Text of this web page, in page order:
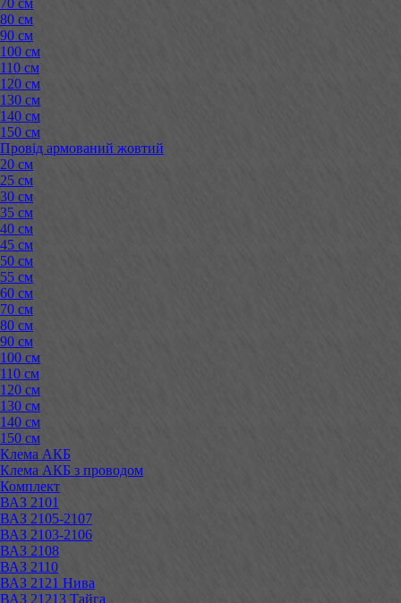
80 см
90 см
100 см
110 см
120 см
130 см
140 см
150 см
Провід армований жовтий
20 см
25 см
30 см
35 см
40 см
45 см
50 см
55 см
60 см
70 см
80 см
90 см
100 см
110 см
120 см
130 см
140 см
150 см
Клема АКБ
Клема АКБ з проводом
Комплект
ВАЗ 2101
ВАЗ 2105-2107
ВАЗ 2103-2106
ВАЗ 2108
ВАЗ 2110
ВАЗ 2121 Нива
ВАЗ 21213 Тайга